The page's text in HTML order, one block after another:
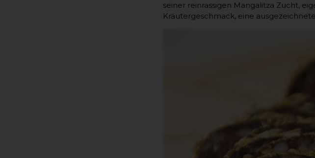
seiner reinrassigen Mangalitza Zucht,
Kräutergeschmack, eine